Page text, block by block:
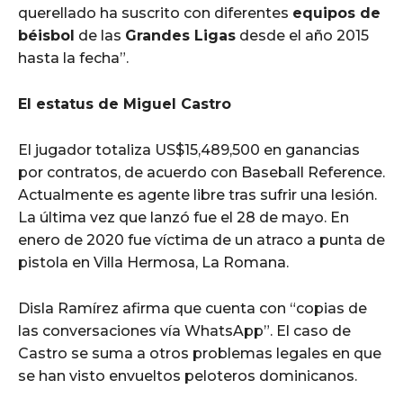
querellado ha suscrito con diferentes equipos de
béisbol de las Grandes Ligas desde el año 2015
hasta la fecha”.
El estatus de Miguel Castro
El jugador totaliza US$15,489,500 en ganancias
por contratos, de acuerdo con Baseball Reference.
Actualmente es agente libre tras sufrir una lesión.
La última vez que lanzó fue el 28 de mayo. En
enero de 2020 fue víctima de un atraco a punta de
pistola en Villa Hermosa, La Romana.
Disla Ramírez afirma que cuenta con “copias de
las conversaciones vía WhatsApp”. El caso de
Castro se suma a otros problemas legales en que
se han visto envueltos peloteros dominicanos.